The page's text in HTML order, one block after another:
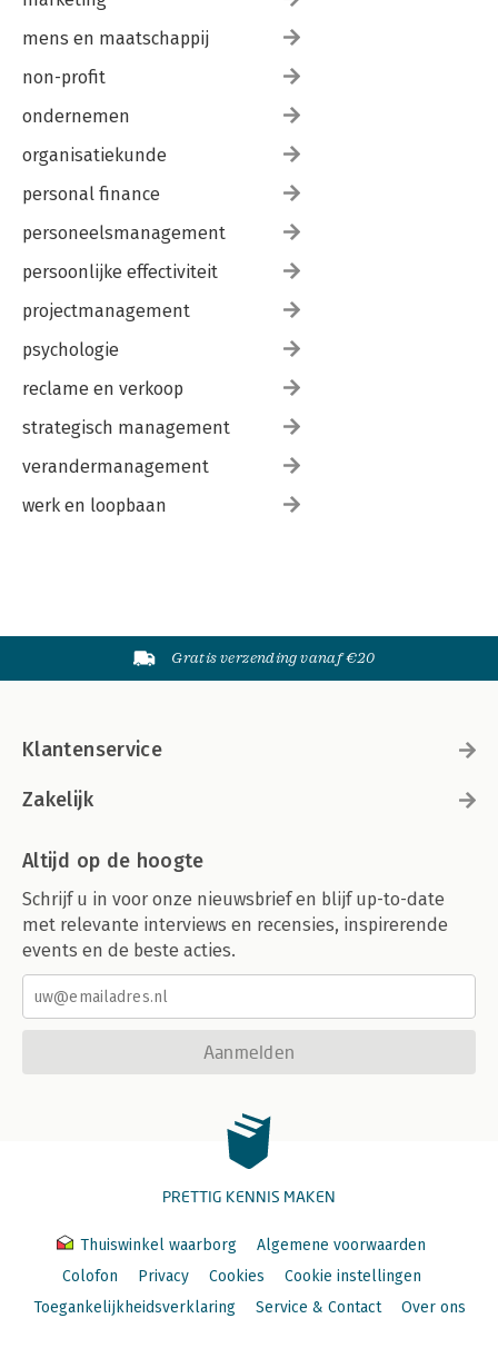
mens en maatschappij
non-profit
ondernemen
organisatiekunde
personal finance
personeelsmanagement
persoonlijke effectiviteit
projectmanagement
psychologie
reclame en verkoop
strategisch management
verandermanagement
werk en loopbaan
Gratis verzending vanaf €20
Klantenservice
Zakelijk
Altijd op de hoogte
Schrijf u in voor onze nieuwsbrief en blijf up-to-date
met relevante interviews en recensies, inspirerende
events en de beste acties.
Aanmelden
PRETTIG KENNIS MAKEN
Thuiswinkel waarborg
Algemene voorwaarden
Colofon
Privacy Cookies
Cookie instellingen
Toegankelijkheidsverklaring
Service & Contact Over ons